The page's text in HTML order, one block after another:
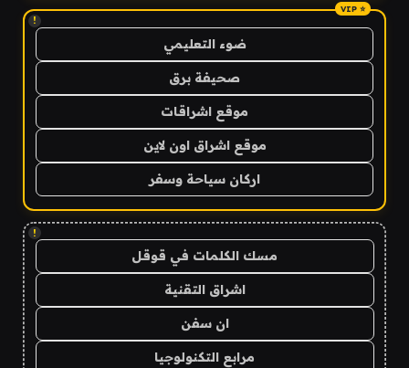
!
ضوء التعليمي
صحيفة برق
موقع اشراقات
موقع اشراق اون لاين
اركان سياحة وسفر
!
مسك الكلمات في قوقل
اشراق التقنية
ان سفن
مرابع التكنولوجيا